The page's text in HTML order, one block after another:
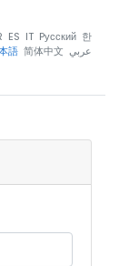
ES IT Pусский 한
語 简体中文 عربي